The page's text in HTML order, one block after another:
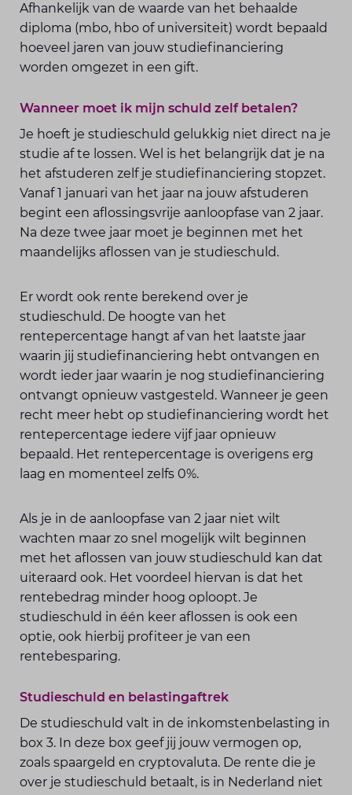
Afhankelijk van de waarde van het behaalde
diploma (mbo, hbo of universiteit) wordt bepaald
hoeveel jaren van jouw studiefinanciering
worden omgezet in een gift.
Wanneer moet ik mijn schuld zelf betalen?
Je hoeft je studieschuld gelukkig niet direct na je
studie af te lossen. Wel is het belangrijk dat je na
het afstuderen zelf je studiefinanciering stopzet.
Vanaf 1 januari van het jaar na jouw afstuderen
begint een aflossingsvrije aanloopfase van 2 jaar.
Na deze twee jaar moet je beginnen met het
maandelijks aflossen van je studieschuld.
Er wordt ook rente berekend over je
studieschuld. De hoogte van het
rentepercentage hangt af van het laatste jaar
waarin jij studiefinanciering hebt ontvangen en
wordt ieder jaar waarin je nog studiefinanciering
ontvangt opnieuw vastgesteld. Wanneer je geen
recht meer hebt op studiefinanciering wordt het
rentepercentage iedere vijf jaar opnieuw
bepaald. Het rentepercentage is overigens erg
laag en momenteel zelfs 0%.
Als je in de aanloopfase van 2 jaar niet wilt
wachten maar zo snel mogelijk wilt beginnen
met het aflossen van jouw studieschuld kan dat
uiteraard ook. Het voordeel hiervan is dat het
rentebedrag minder hoog oploopt. Je
studieschuld in één keer aflossen is ook een
optie, ook hierbij profiteer je van een
rentebesparing.
Studieschuld en belastingaftrek
De studieschuld valt in de inkomstenbelasting in
box 3. In deze box geef jij jouw vermogen op,
zoals spaargeld en cryptovaluta. De rente die je
over je studieschuld betaalt, is in Nederland niet